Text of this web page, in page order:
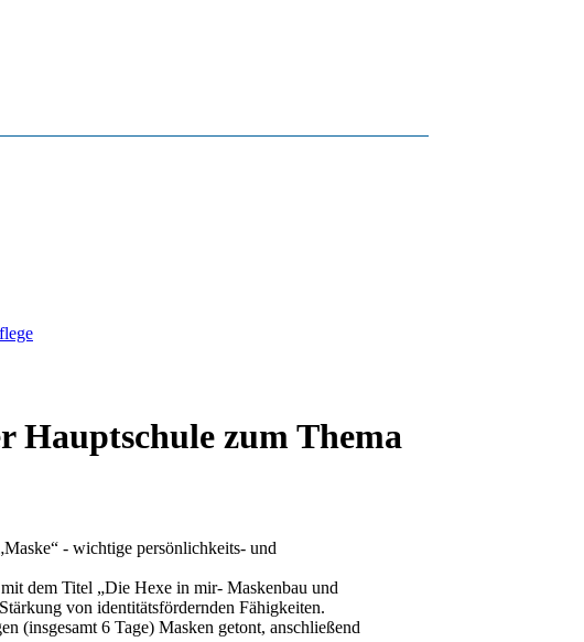
Hauptschule zum Thema
- wichtige persönlichkeits- und
dem Titel „Die Hexe in mir- Maskenbau und
von identitätsfördernden Fähigkeiten.
(insgesamt 6 Tage) Masken getont, anschließend